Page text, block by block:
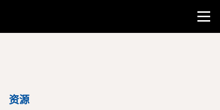
教师资源
资源